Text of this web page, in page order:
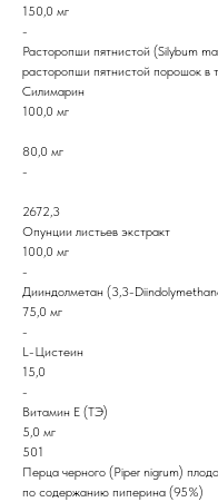
150,0 мг
-
Расторопши пятнистой (Silybum
расторопши пятнистой порошок в
Силимарин
100,0 мг
80,0 мг
-
2672,3
Опунции листьев экстракт
100,0 мг
-
Дииндолметан (3,3-
75,0 мг
-
L-Цистеин
15,0
-
Витамин E (ТЭ)
5,0 мг
501
Перца черного (Piper nigrum)
по содержанию пиперина (95%)